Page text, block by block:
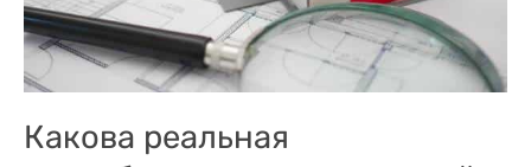
Какова реальная
она
рассчитывается?